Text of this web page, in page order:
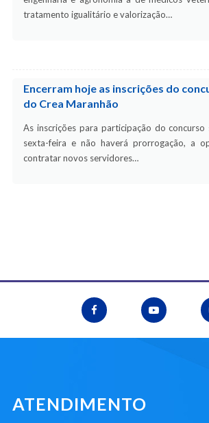
tratamento igualitário e valorização…
Encerram hoje as inscrições do
do Crea Maranhão
As inscrições para participação do concurso
sexta-feira e não haverá prorrogação, a
contratar novos servidores…
ATENDIMENTO